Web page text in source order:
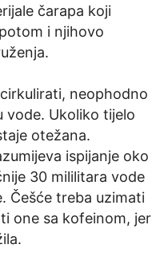
čarapa koji
i njihovo
neophodno
vode. Ukoliko tijelo
otežana.
ispijanje oko
30 mililitara vode
Češće treba uzimati
one sa kofeinom, jer